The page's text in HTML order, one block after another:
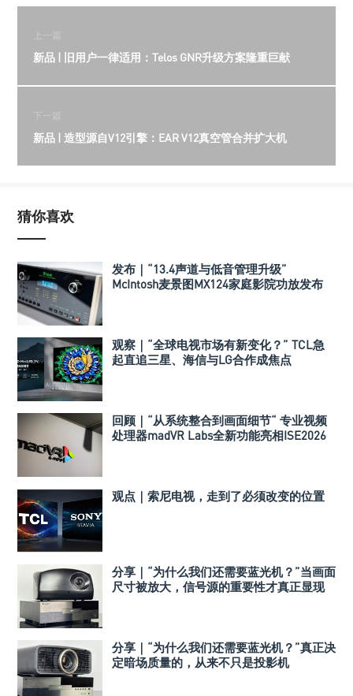
上一篇
新品 | 旧用户一律适用：Telos GNR升级方案隆重巨献
下一篇
新品 | 造型源自V12引擎：EAR V12真空管合并扩大机
猜你喜欢
发布｜“13.4声道与低音管理升级”
McIntosh麦景图MX124家庭影院功放发布
观察｜“全球电视市场有新变化？” TCL急
起直追三星、海信与LG合作成焦点
回顾｜“从系统整合到画面细节“ 专业视频
处理器madVR Labs全新功能亮相ISE2026
观点｜索尼电视，走到了必须改变的位置
分享｜“为什么我们还需要蓝光机？”当画面
尺寸被放大，信号源的重要性才真正显现
分享｜“为什么我们还需要蓝光机？”真正决
定暗场质量的，从来不只是投影机